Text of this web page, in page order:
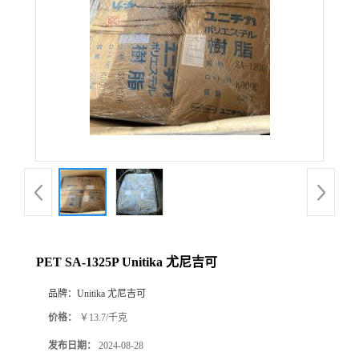
PET SA-1325P Unitika 尤尼吉可
品牌： Unitika 尤尼吉可
价格： ￥13.7/千克
发布日期： 2024-08-28